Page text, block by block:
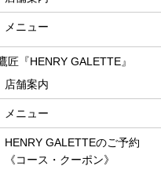
メニュー
匠『HENRY GALETTE』
店舗案内
メニュー
HENRY GALETTEのご予約
《コース・クーポン》